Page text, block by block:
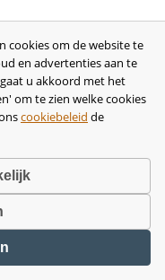
cookiebeleid
cookies om de website te
en advertenties aan te
u akkoord met het
om te zien welke cookies
cookiebeleid de